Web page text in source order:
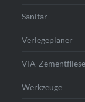
Sanitär
Verlegeplaner
VIA-
Werkzeuge